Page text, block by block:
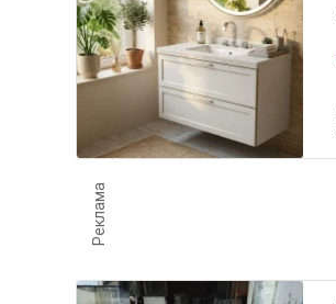
Реклама